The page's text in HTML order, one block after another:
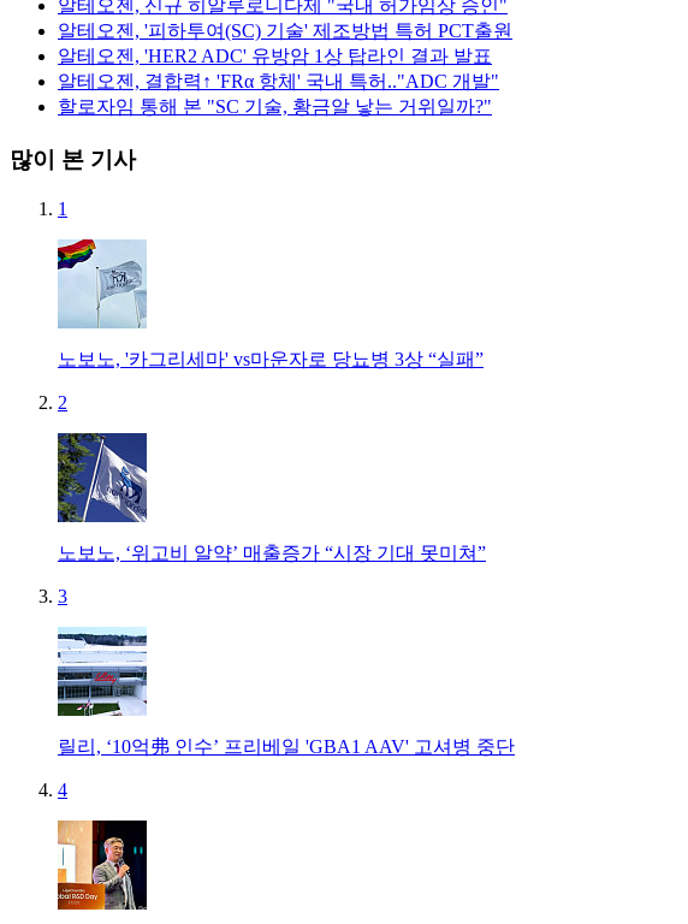
알테오젠, 신규 히알루로니다제 "국내 허가임상 승인"
알테오젠, '피하투여(SC) 기술' 제조방법 특허 PCT출원
알테오젠, 'HER2 ADC' 유방암 1상 탑라인 결과 발표
알테오젠, 결합력↑ 'FRα 항체' 국내 특허.."ADC 개발"
할로자임 통해 본 "SC 기술, 황금알 낳는 거위일까?"
많이 본 기사
1
노보노, '카그리세마' vs마운자로 당뇨병 3상 “실패”
2
노보노, ‘위고비 알약’ 매출증가 “시장 기대 못미쳐”
3
릴리, ‘10억弗 인수’ 프리베일 'GBA1 AAV' 고셔병 중단
4